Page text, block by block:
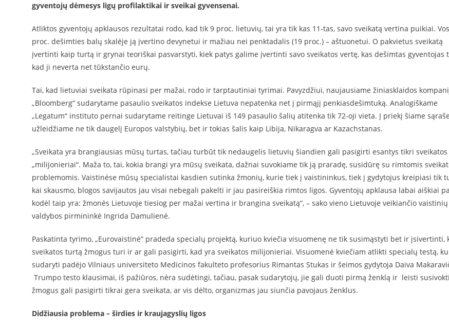
gyventojų dėmesys ligų profilaktikai ir sveikai gyvensenai.
Atliktos gyventojų apklausos rezultatai rodo, kad tik 9 proc. lietuvių, tai yra tik kas 11-tas, savo sveikatą vertina puikiai.
proc. dešimties balų skalėje ją įvertino devynetui ir mažiau nei penktadalis (19 proc.) – aštuonetui. O pakvietus sveikatą
įvertinti kaip turtą ir grynai teoriškai pasvarstyti, kiek patys galime įvertinti savo sveikatos vertę, kas dešimtas gyventojas
kad ji neverta net tūkstančio eurų.
Tai, kad lietuviai sveikata rūpinasi per mažai, rodo ir tarptautiniai tyrimai. Pavyzdžiui, naujausiame žiniasklaidos
„Bloomberg“ sudarytame pasaulio sveikatos indekse Lietuva nepatenka net į pirmąjį penkiasdešimtuką. Analogiškame
„Legatum“ instituto pernai sudarytame reitinge Lietuvai iš 149 pasaulio šalių atitenka tik 72-oji vieta. Į priekį šiame sąraše
užleidžiame ne tik daugelį Europos valstybių, bet ir tokias šalis kaip Libija, Nikaragva ar Kazachstanas.
„Sveikata yra brangiausias mūsų turtas, tačiau turbūt tik nedaugelis lietuvių šiandien gali pasigirti esantys tikri sveikatos
„milijonieriai“. Maža to, tai, kokia brangi yra mūsų sveikata, dažnai suvokiame tik ją praradę, susidūrę su rimtomis
problemomis. Vaistinėse mūsų specialistai kasdien sutinka žmonių, kurie tiek į vaistininkus, tiek į gydytojus kreipiasi tik
kai skausmo, blogos savijautos jau visai nebegali pakelti ir jau pasireiškia rimtos ligos. Gyventojų apklausa labai aiškiai
kodėl taip yra: žmonės Lietuvoje tiesiog per mažai vertina ir brangina sveikatą“, – sako vieno Lietuvoje veikiančio
valdybos pirmininkė Ingrida Damulienė.
Paskatinta tyrimo, „Eurovaistinė“ pradeda specialų projektą, kuriuo kviečia visuomenę ne tik susimąstyti bet ir įsivertinti,
sveikatos turtą žmogus turi ir ar gali pasigirti, kad yra sveikatos milijonieriai. Visuomenė kviečiam atlikti specialų testą,
sudaryti padėjo Vilniaus universiteto Medicinos fakulteto profesorius Rimantas Stukas ir šeimos gydytoja Daiva
Trumpo testo klausimai, iš pažiūros, nėra sudėtingi, tačiau, pasak sudarytojų, jie gali duoti pirmą ženklą ir leisti
žmogus gali pasigirti tikrai gera sveikata, ar vis dėlto, organizmas jau siunčia pavojaus ženklus.
Didžiausia problema – širdies ir kraujagyslių ligos